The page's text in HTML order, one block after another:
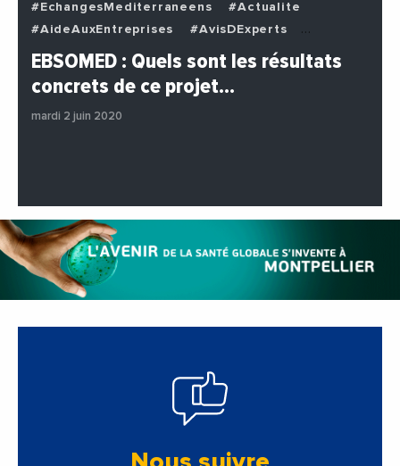
#EchangesMediterraneens
#Actualite
#AideAuxEntreprises
#AvisDExperts
#BuzzNews
#Decideurs
#Entreprises
#Institutions
EBSOMED : Quels sont les résultats
concrets de ce projet…
mardi 2 juin 2020